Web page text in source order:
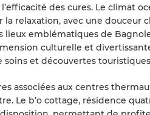
des cures. Le climat
la relaxation, avec une douceur
lieux emblématiques de
culturelle et
soins et découvertes
associées aux centres
Le b’o cottage, résidence